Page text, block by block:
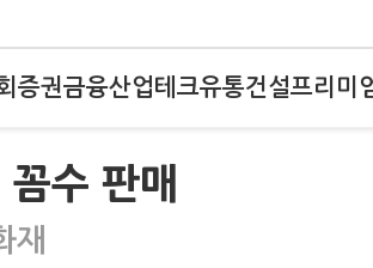
증권금융산업테크유통건설프리미
수 판매
재